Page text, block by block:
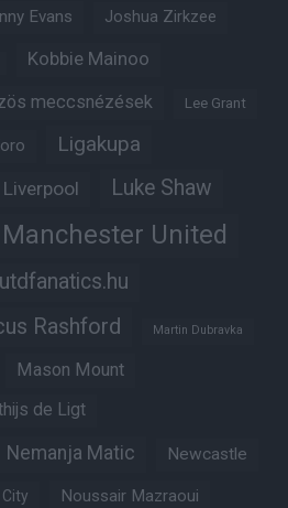
Evans Joshua Zirkzee
Kobbie Mainoo
meccsnézések Lee Grant
Ligakupa
Liverpool Luke Shaw
Manchester United
Rashford Martin Dubravka
Mason Mount
de Ligt
Nemanja Matic Newcastle
Noussair Mazraoui